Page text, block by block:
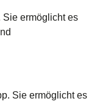
Sie ermöglicht es
Sie ermöglicht es